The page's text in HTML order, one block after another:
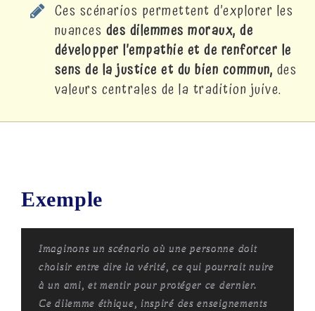
Ces scénarios permettent d’explorer les
nuances des dilemmes moraux, de
développer l’empathie et de renforcer le
sens de la justice et du bien commun, des
valeurs centrales de la tradition juive.
Exemple
Imaginons un scénario où une personne doit
choisir entre dire la vérité, ce qui pourrait nuire
à un ami, et mentir pour protéger ce dernier.
Ce dilemme éthique, inspiré des enseignements